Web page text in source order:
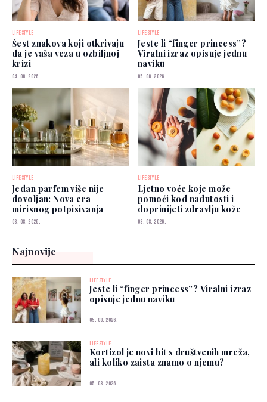
LIFESTYLE
Šest znakova koji otkrivaju
da je vaša veza u ozbiljnoj
krizi
04. 08. 2026.
LIFESTYLE
Jeste li “finger princess”?
Viralni izraz opisuje jednu
naviku
05. 08. 2026.
LIFESTYLE
Jedan parfem više nije
dovoljan: Nova era
mirisnog potpisivanja
03. 08. 2026.
LIFESTYLE
Ljetno voće koje može
pomoći kod nadutosti i
doprinijeti zdravlju kože
03. 08. 2026.
Najnovije
LIFESTYLE
Jeste li “finger princess”? Viralni izraz
opisuje jednu naviku
05. 08. 2026.
LIFESTYLE
Kortizol je novi hit s društvenih mreža,
ali koliko zaista znamo o njemu?
05. 08. 2026.